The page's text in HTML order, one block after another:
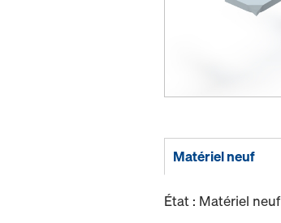
Matériel neuf
État : Matériel neuf